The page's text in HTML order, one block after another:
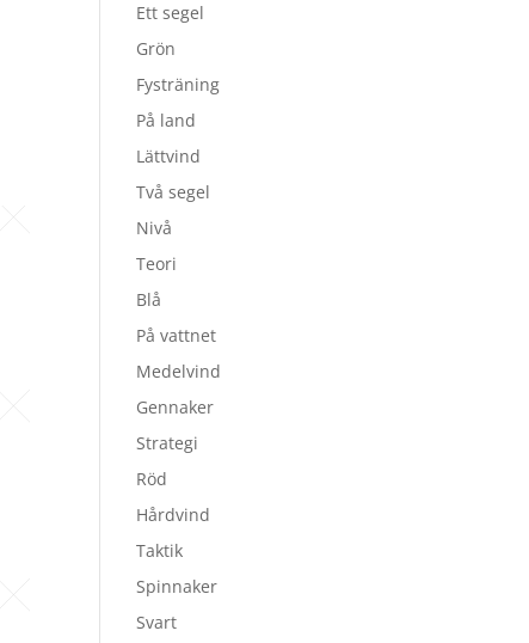
Ett segel
Grön
Fysträning
På land
Lättvind
Två segel
Nivå
Teori
Blå
På vattnet
Medelvind
Gennaker
Strategi
Röd
Hårdvind
Taktik
Spinnaker
Svart